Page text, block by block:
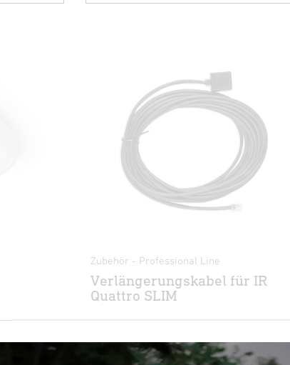
Zubehör - Professional Line
Verlängerungskabel für IR
Quattro SLIM